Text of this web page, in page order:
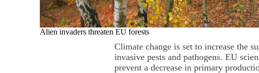
Alien invaders threaten EU forests
Climate change is set to increase the
invasive pests and pathogens. EU
prevent a decrease in primary